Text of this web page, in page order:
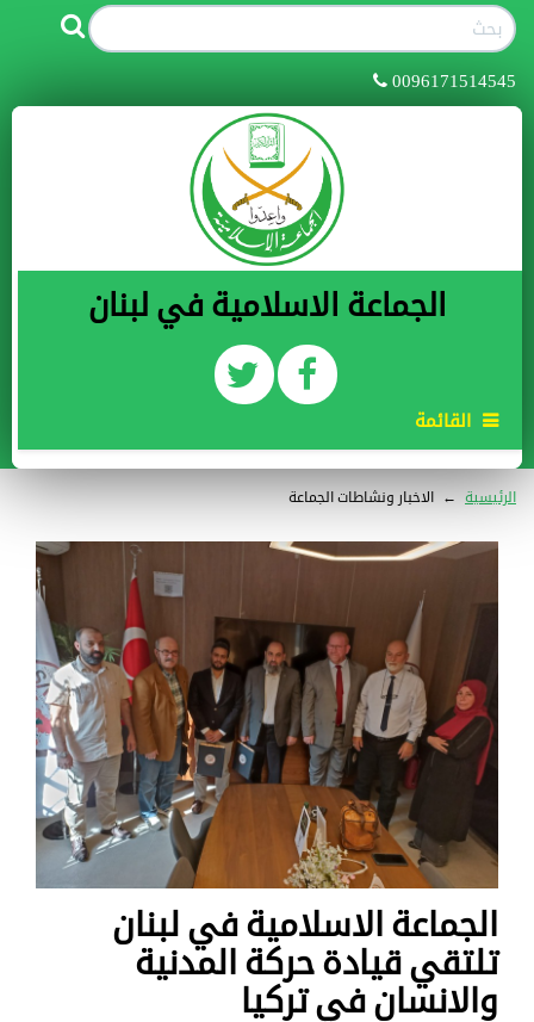
0096171514545
الجماعة الاسلامية في لبنان
القائمة
الرئيسية ← الاخبار ونشاطات الجماعة
الجماعة الاسلامية في لبنان
تلتقي قيادة حركة المدنية
والانسان في تركيا